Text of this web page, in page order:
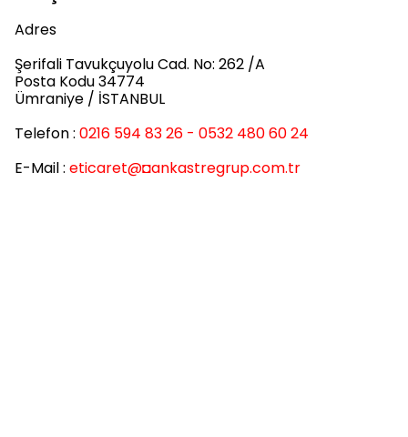
Adres
Şerifali Tavukçuyolu Cad. No: 262 /A
Posta Kodu 34774
Ümraniye / İSTANBUL
Telefon : 0216 594 83 26 - 0532 480 60 24
E-Mail : eticaret@◘ankastregrup.com.tr